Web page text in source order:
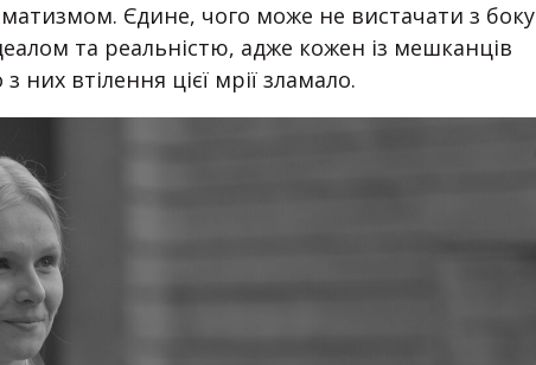
Єдине, чого може не вистачати з боку
та реальністю, адже кожен із мешканців
втілення цієї мрії зламало.